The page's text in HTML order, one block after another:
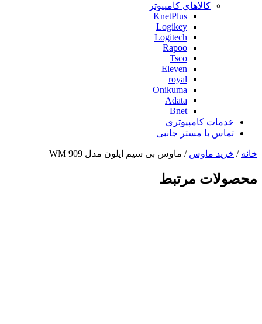
کالاهای کامپیوتر
KnetPlus
Logikey
Logitech
Rapoo
Tsco
Eleven
royal
Onikuma
Adata
Bnet
خدمات کامپیوتری
تماس با مستر جانبی
خانه / خرید ماوس / ماوس بی سیم ایلون مدل WM 909
محصولات مرتبط